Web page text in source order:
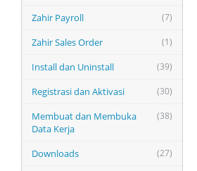
(7)
Zahir Payroll
(1)
Zahir Sales Order
(39)
Install dan Uninstall
(30)
Registrasi dan Aktivasi
(38)
Membuat dan Membuka
Data Kerja
(27)
Downloads